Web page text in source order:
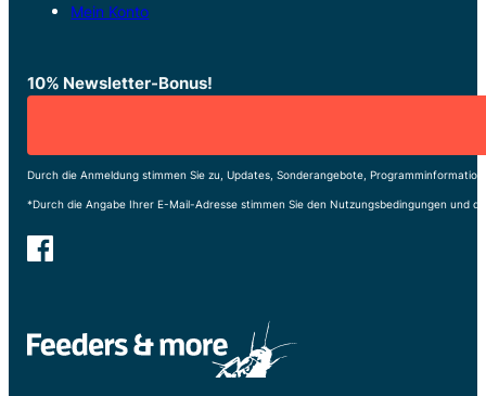
Mein Konto
10% Newsletter-Bonus!
Durch die Anmeldung stimmen Sie zu, Updates, Sonderangebote,
*Durch die Angabe Ihrer E-Mail-Adresse stimmen Sie den Nutzungsbedingungen und